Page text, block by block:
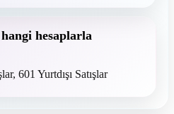
hangi hesaplarla
601 Yurtdışı Satışlar